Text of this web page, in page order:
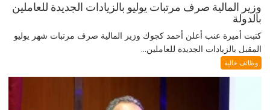
وزير المالية صرف مرتبات يوليو بالزيادات الجديدة للعاملين
بالدولة
كتبت أميرة عنب أعلن أحمد كجوك وزير المالية صرف مرتبات شهر يوليو
المقبل بالزيادات الجديدة للعاملين...
وظائف خالية